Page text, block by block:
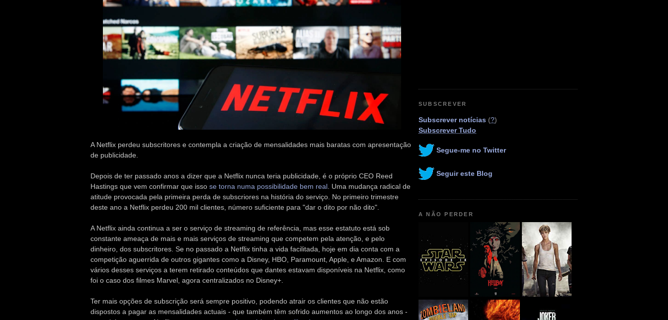
A Netflix perdeu subscritores e contempla a criação de mensalidades mais baratas com apresentação
de publicidade.
Depois de ter passado anos a dizer que a Netflix nunca teria publicidade, é o próprio CEO Reed
Hastings que vem confirmar que isso se torna numa possibilidade bem real . Uma mudança radical de
atitude provocada pela primeira perda de subscriores na história do serviço. No primeiro trimestre
deste ano a Netflix perdeu 200 mil clientes, número suficiente para "dar o dito por não dito".
A Netflix ainda continua a ser o serviço de streaming de referência, mas esse estatuto está sob
constante ameaça de mais e mais serviços de streaming que competem pela atenção, e pelo
dinheiro, dos subscritores. Se no passado a Netflix tinha a vida facilitada, hoje em dia conta com a
competição aguerrida de outros gigantes como a Disney, HBO, Paramount, Apple, e Amazon. E com
vários desses serviços a terem retirado conteúdos que dantes estavam disponíveis na Netflix, como
foi o caso dos filmes Marvel, agora centralizados no Disney+.
Ter mais opções de subscrição será sempre positivo, podendo atrair os clientes que não estão
dispostos a pagar as mensalidades actuais - que também têm sofrido aumentos ao longo dos anos -
SUBSCREVER
Subscrever notícias (?)
Subscrever Tudo
Segue-me no Twitter
Seguir este Blog
A NÃO PERDER